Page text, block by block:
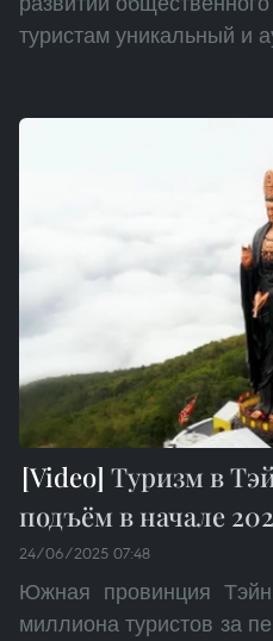
туристам уникальный и
Туризм в
подъём в начале
24/06/2025 07:48
Южная провинция
миллиона туристов за